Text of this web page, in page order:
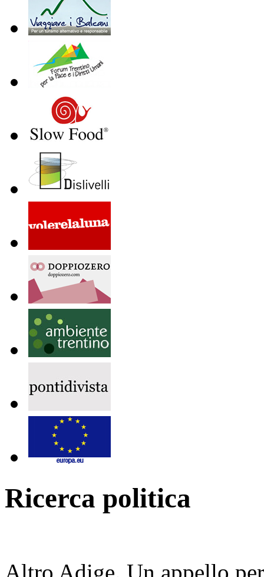
Ricerca politica
Altro Adige. Un appello